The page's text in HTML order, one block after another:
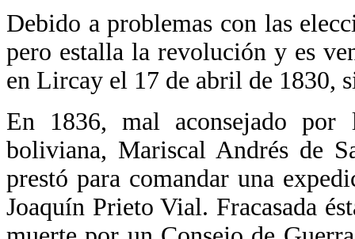
Debido a problemas con las
pero estalla la revolución y es
en Lircay el 17 de abril de 1830,
En 1836, mal aconsejado por
boliviana, Mariscal Andrés de
prestó para comandar una
Joaquín Prieto Vial. Fracasada